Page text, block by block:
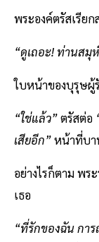
พระองค์ตรัสเรีย
“ดูเถอะ! ท่านสมุ
ใบหน้าของบุรุษผู้
“ใช่แล้ว”ตรัสต่อ
เสียอีก”หน้าที่บา
อย่างไรก็ตาม พร
เธอ
“ที่รักของฉัน กา